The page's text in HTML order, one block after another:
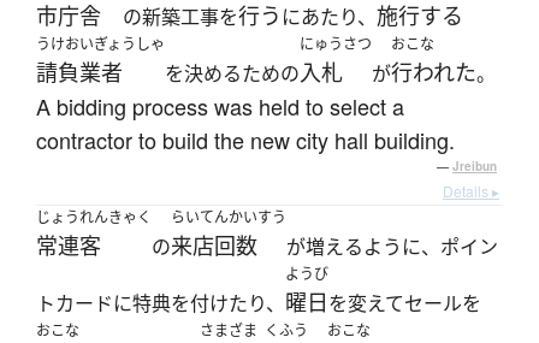
市庁舎 の新築工事を行う にあたり、 施行する
うけおいぎょうしゃ
請負業者 を決めるための
にゅうさつ
入札 が
おこな
行われた。
A bidding process was held to select a
contractor to build the new city hall building.
— Jreibun
Details ▸
じょうれんきゃく
常連客 の
らいてんかいすう
来店回数 が増えるように、ポイン
トカードに特典を付けたり、
ようび
曜日を変えてセールを
おこな さまざま くふう おこな